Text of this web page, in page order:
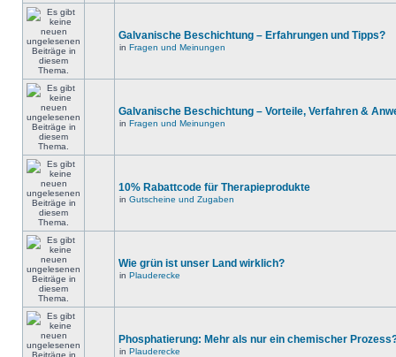
Galvanische Beschichtung – Erfahrungen und Tipps?
in Fragen und Meinungen
Galvanische Beschichtung – Vorteile, Verfahren &
in Fragen und Meinungen
10% Rabattcode für Therapieprodukte
in Gutscheine und Zugaben
Wie grün ist unser Land wirklich?
in Plauderecke
Phosphatierung: Mehr als nur ein chemischer
in Plauderecke